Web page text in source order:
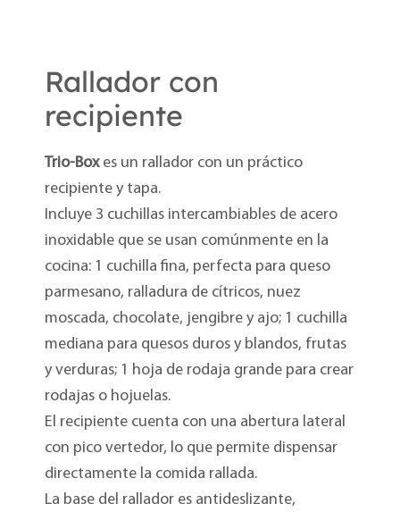
Rallador con
recipiente
Trio-Boxes un rallador con un práctico
recipiente y tapa.
Incluye 3 cuchillas intercambiables de acero
inoxidable que se usan comúnmente en la
cocina: 1 cuchilla fina, perfecta para queso
parmesano, ralladura de cítricos, nuez
moscada, chocolate, jengibre y ajo; 1 cuchilla
mediana para quesos duros y blandos, frutas
y verduras; 1 hoja de rodaja grande para crear
rodajas o hojuelas.
El recipiente cuenta con una abertura lateral
con pico vertedor, lo que permite dispensar
directamente la comida rallada.
La base del rallador es antideslizante,